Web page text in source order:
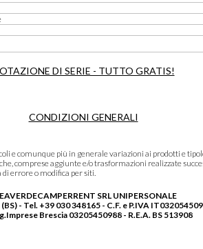
DI SERIE - TUTTO GRATIS!
CONDIZIONI GENERALI
e comunque più in generale variazioni ai prodotti e
comprese aggiunte e/o trasformazioni realizzate
errore o modifica per siti.
SRL UNIPERSONALE
- Tel. +39 030 348165 - C.F. e P.IVA
Brescia 03205450988 - R.E.A. BS 513908